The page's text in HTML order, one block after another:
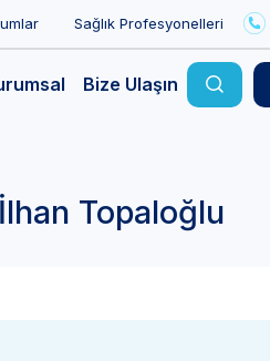
Sağlık Profesyonelleri
Bize Ulaşın
Topaloğlu